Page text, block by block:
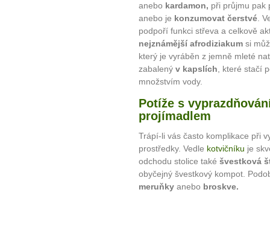
10 tipů
anebo kardamon, při průjmu pak
anebo je konzumovat čerstvé .
podpoří funkci střeva a celkově
nejznámější afrodiziakum si
který je vyráběn z jemně mleté
zabalený v kapslích , které stačí
množstvím vody.
Potíže s
projímadlem
Trápí-li vás často komplikace při
prostředky. Vedle kotvičníku je
odchodu stolice také švestková
obyčejný švestkový kompot.
meruňky anebo broskve.